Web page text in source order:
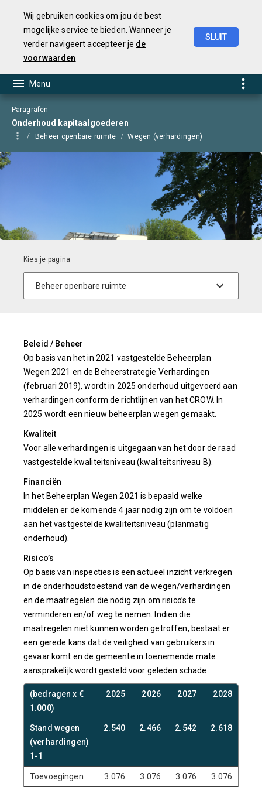
Wij gebruiken cookies om jou de best
mogelijke service te bieden. Wanneer je
verder navigeert accepteer je de
voorwaarden
SLUIT
Paragrafen
Onderhoud kapitaalgoederen
Beheer openbare ruimte Wegen (verhardingen)
Beleid / Beheer
Op basis van het in 2021 vastgestelde Beheerplan
Wegen 2021 en de Beheerstrategie Verhardingen
(februari 2019), wordt in 2025 onderhoud uitgevoerd aan
verhardingen conform de richtlijnen van het CROW. In
2025 wordt een nieuw beheerplan wegen gemaakt.
Kwaliteit
Voor alle verhardingen is uitgegaan van het door de raad
vastgestelde kwaliteitsniveau (kwaliteitsniveau B).
Financiën
In het Beheerplan Wegen 2021 is bepaald welke
middelen er de komende 4 jaar nodig zijn om te voldoen
aan het vastgestelde kwaliteitsniveau (planmatig
onderhoud).
Risico’s
Op basis van inspecties is een actueel inzicht verkregen
in de onderhoudstoestand van de wegen/verhardingen
en de maatregelen die nodig zijn om risico’s te
verminderen en/of weg te nemen. Indien die
maatregelen niet kunnen worden getroffen, bestaat er
een gerede kans dat de veiligheid van gebruikers in
gevaar komt en de gemeente in toenemende mate
aansprakelijk wordt gesteld voor geleden schade.
(bedragen x €
1.000)
2025 2026 2027 2028
Stand wegen
(verhardingen)
1-1
2.540 2.466 2.542 2.618
Toevoegingen 3.076 3.076 3.076 3.076